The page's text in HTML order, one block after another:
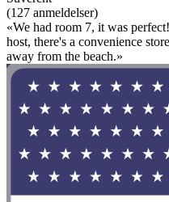
(127 anmeldelser)
«We had room 7, it was
host, there's a convenience
away from the beach.»